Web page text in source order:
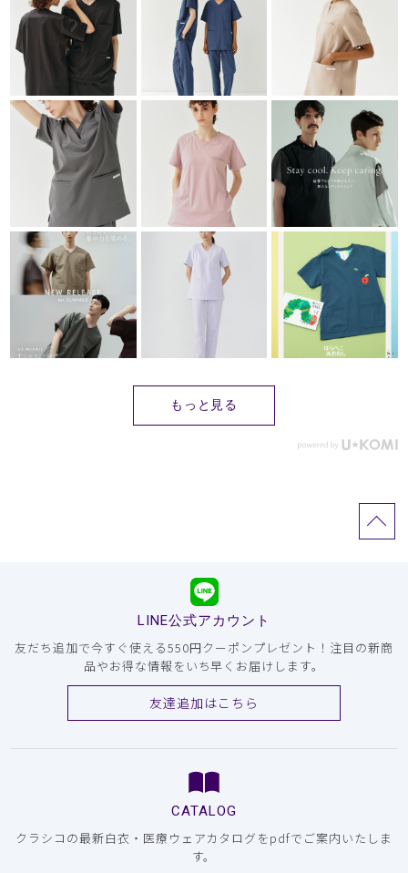
もっと見る
LINE公式アカウント
友だち追加で今すぐ使える550円クーポンプレゼント！注目の新商
品やお得な情報をいち早くお届けします。
友達追加はこちら
CATALOG
クラシコの最新白衣・医療ウェアカタログをpdfでご案内いたしま
す。